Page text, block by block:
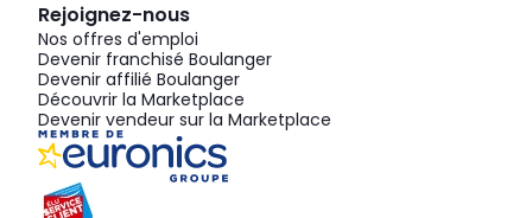
Rejoignez-nous
Nos offres d'emploi
Devenir franchisé Boulanger
Devenir affilié Boulanger
Découvrir la Marketplace
Devenir vendeur sur la Marketplace